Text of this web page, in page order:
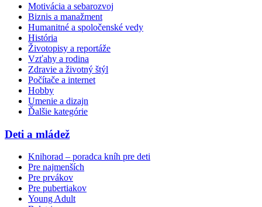
Motivácia a sebarozvoj
Biznis a manažment
Humanitné a spoločenské vedy
História
Životopisy a reportáže
Vzťahy a rodina
Zdravie a životný štýl
Počítače a internet
Hobby
Umenie a dizajn
Ďalšie kategórie
Deti a mládež
Knihorad – poradca kníh pre deti
Pre najmenších
Pre prvákov
Pre pubertiakov
Young Adult